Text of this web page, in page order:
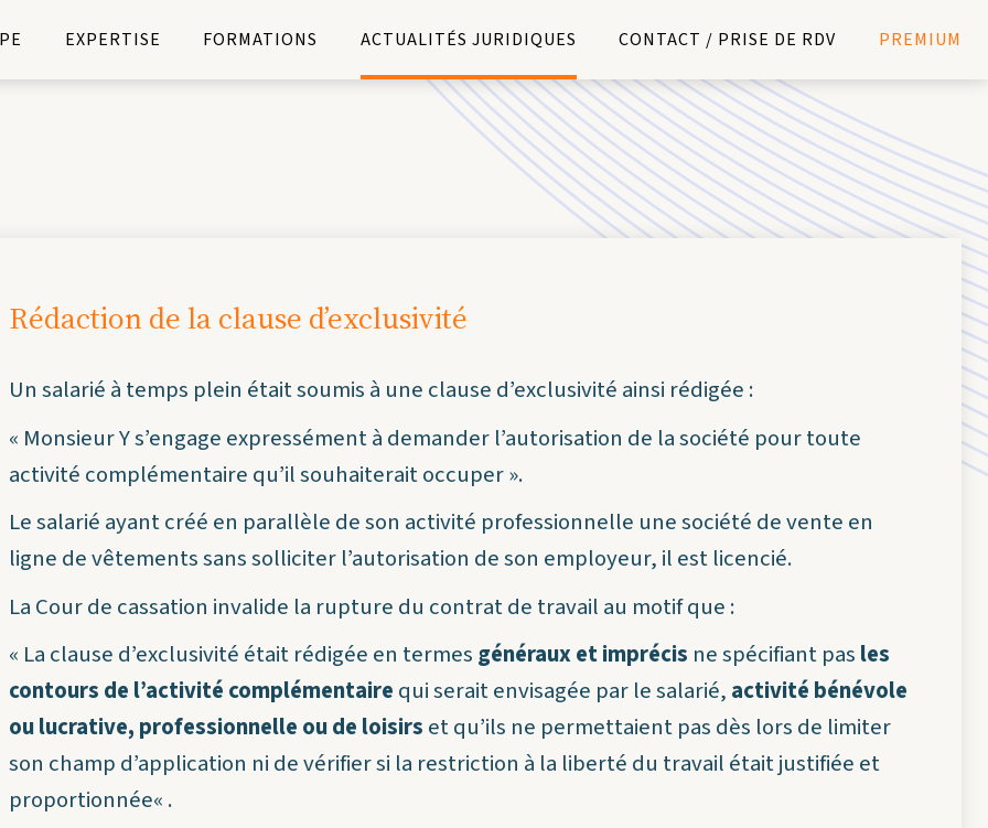
EXPERTISE FORMATIONS ACTUALITÉS JURIDIQUES CONTACT / PRISE DE RDV PREMIUM
Rédaction de la clause d’exclusivité
Un salarié à temps plein était soumis à une clause d’exclusivité ainsi rédigée :
« Monsieur Y s’engage expressément à demander l’autorisation de la société pour toute
activité complémentaire qu’il souhaiterait occuper ».
Le salarié ayant créé en parallèle de son activité professionnelle une société de vente en
ligne de vêtements sans solliciter l’autorisation de son employeur, il est licencié.
La Cour de cassation invalide la rupture du contrat de travail au motif que :
« La clause d’exclusivité était rédigée en termes généraux et imprécis ne spécifiant pas les
contours de l’activité complémentaire qui serait envisagée par le salarié, activité bénévole
ou lucrative, professionnelle ou de loisirs et qu’ils ne permettaient pas dès lors de limiter
son champ d’application ni de vérifier si la restriction à la liberté du travail était justifiée et
proportionnée« .